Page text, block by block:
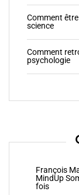
Comment
science
Comment
psychologie
François
MindUp
fois